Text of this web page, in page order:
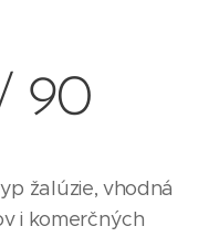
90
žalúzie, vhodná
i komerčných